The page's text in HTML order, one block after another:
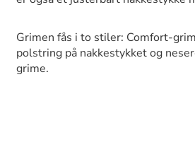
Grimen fås i to stiler: Comfort-
polstring på nakkestykket og
grime.